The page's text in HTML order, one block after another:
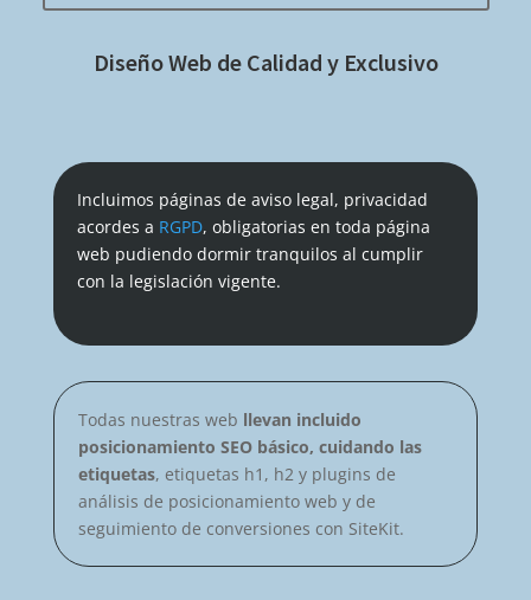
Diseño Web de Calidad y Exclusivo
Incluimos páginas de aviso legal, privacidad
acordes a RGPD, obligatorias en toda página
web pudiendo dormir tranquilos al cumplir
con la legislación vigente.
Todas nuestras web llevan incluido
posicionamiento SEO básico, cuidando las
etiquetas, etiquetas h1, h2 y plugins de
análisis de posicionamiento web y de
seguimiento de conversiones con SiteKit.